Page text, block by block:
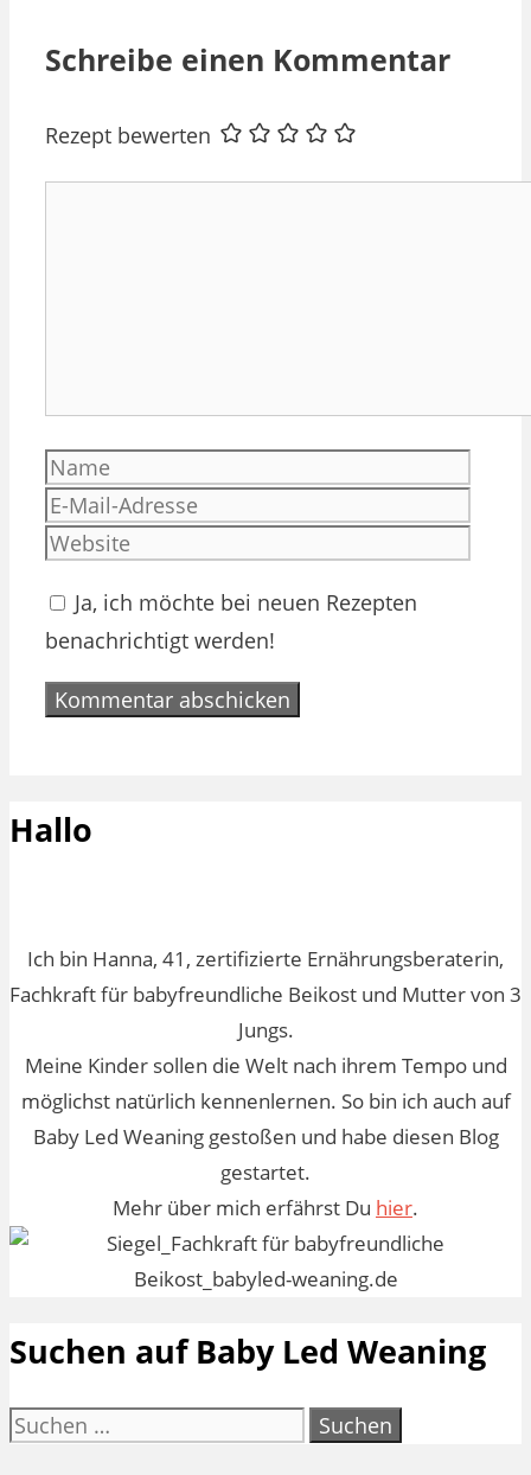
Schreibe einen Kommentar
Rezept bewerten
Name
Ja, ich möchte bei neuen Rezepten
benachrichtigt werden!
Hallo
Ich bin Hanna, 41, zertifizierte Ernährungsberaterin,
Fachkraft für babyfreundliche Beikost und Mutter von 3
Jungs.
Meine Kinder sollen die Welt nach ihrem Tempo und
möglichst natürlich kennenlernen. So bin ich auch auf
Baby Led Weaning gestoßen und habe diesen Blog
gestartet.
Mehr über mich erfährst Du hier.
Suchen auf Baby Led Weaning
Suchen